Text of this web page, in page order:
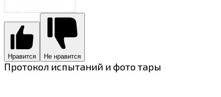
Нравится Не нравится
Протокол испытаний и фото тары